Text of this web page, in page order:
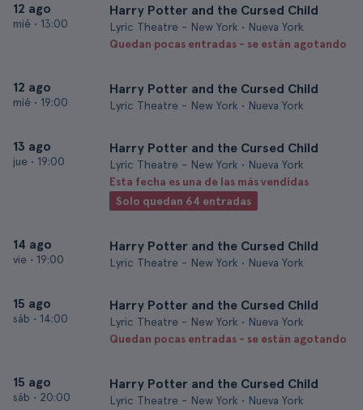
12 ago
mié • 13:00
Harry Potter and the Cursed Child
Lyric Theatre - New York • Nueva York
Quedan pocas entradas - se están agotando
12 ago
mié • 19:00
Harry Potter and the Cursed Child
Lyric Theatre - New York • Nueva York
13 ago
jue • 19:00
Harry Potter and the Cursed Child
Lyric Theatre - New York • Nueva York
Esta fecha es una de las más vendidas
Solo quedan 64 entradas
14 ago
vie • 19:00
Harry Potter and the Cursed Child
Lyric Theatre - New York • Nueva York
15 ago
sáb • 14:00
Harry Potter and the Cursed Child
Lyric Theatre - New York • Nueva York
Quedan pocas entradas - se están agotando
15 ago
sáb • 20:00
Harry Potter and the Cursed Child
Lyric Theatre - New York • Nueva York